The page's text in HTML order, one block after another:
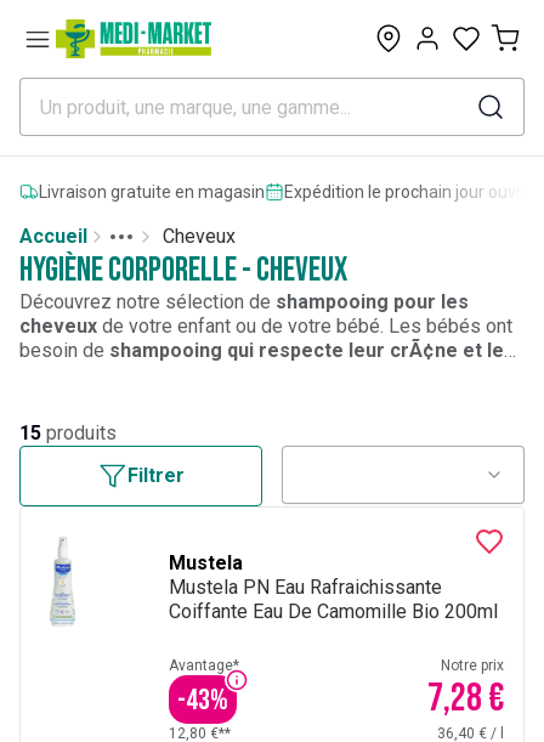
0
Livraison gratuite en magasin Expédition le prochain jour
Accueil
More
Toggle menu
Cheveux
Hygiène corporelle - Cheveux
Découvrez notre sélection de shampooing pour les
cheveux de votre enfant ou de votre bébé. Les bébés ont
besoin de shampooing qui respecte leur crÃ¢ne et leur
shampooing doux
sélection deshampooing anti-pouxpour le protéger dÃ¨s
sa rentrée Ã lâ€™école.
15 produits
Filtrer
Mustela
Mustela PN Eau Rafraichissante
Coiffante Eau De Camomille Bio 200ml
Avantage*
-43%
Notre prix
7,28 €
12,80 €** 36,40 € /